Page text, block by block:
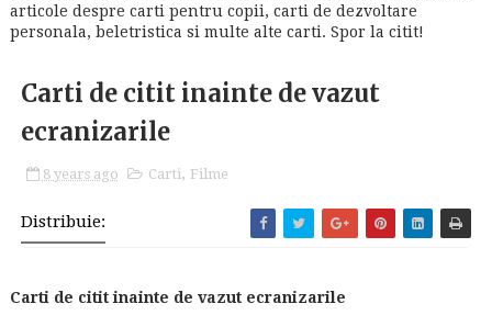
articole despre carti pentru copii, carti de dezvoltare
personala, beletristica si multe alte carti. Spor la citit!
Carti de citit inainte de vazut
ecranizarile
8 years ago Carti, Filme
Distribuie:
Carti de citit inainte de vazut ecranizarile